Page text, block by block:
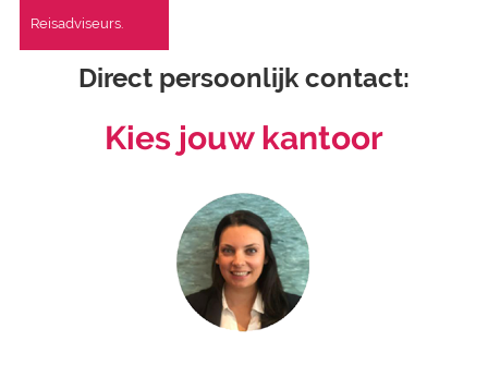
Reisadviseurs.
Direct persoonlijk contact:
Kies jouw kantoor